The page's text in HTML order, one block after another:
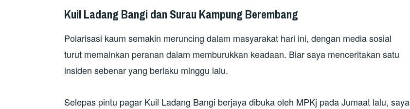
Kuil Ladang Bangi dan Surau Kampung Berembang
Polarisasi kaum semakin meruncing dalam masyarakat hari ini, dengan media sosial
turut memainkan peranan dalam memburukkan keadaan. Biar saya menceritakan satu
insiden sebenar yang berlaku minggu lalu.
Selepas pintu pagar Kuil Ladang Bangi berjaya dibuka oleh MPKj pada Jumaat lalu, saya